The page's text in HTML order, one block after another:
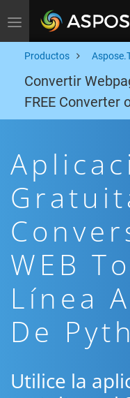
Toggle navigation
Productos
Convertir
FREE Converter
WEB
Línea
De
Utilice la